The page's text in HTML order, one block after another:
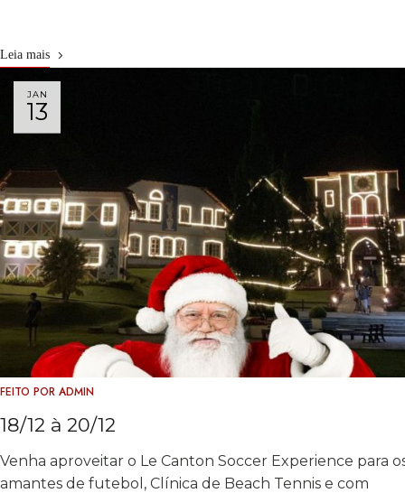
Leia mais
JAN
13
FEITO POR ADMIN
18/12 à 20/12
Venha aproveitar o Le Canton Soccer Experience para
amantes de futebol, Clínica de Beach Tennis e com